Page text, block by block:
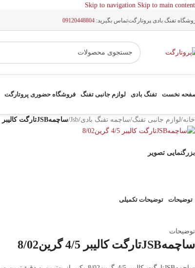
Skip to navigation Skip to main content
تفنگ بادی پروتارگتتماس بگیرید: 09120448804
نخست تفنگ بادی لوازم جانبی تفنگ فروشگاه حضوری پروتارگت
خانه/لوازم جانبی تفنگ/ساچمه تفنگ بادی/
Jsb
/ساچمهJSBتارگت کالیبر 4/5 گرین8/02
بزرگنمایی تصویر
توضیحات توضیحات تکمیلی
توضیحات
ساچمهJSBتارگت کالیبر 4/5 گرین8/02